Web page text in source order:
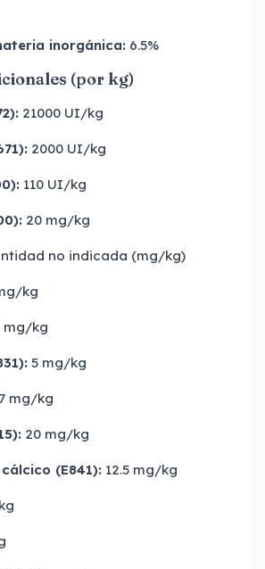
inorgánica: 6.5%
(por kg)
21000 UI/kg
2000 UI/kg
110 UI/kg
20 mg/kg
no indicada (mg/kg)
kg
mg/kg
5 mg/kg
mg/kg
20 mg/kg
(E841): 12.5 mg/kg